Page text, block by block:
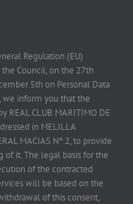
Regulation (EU)
Council, on the 27th
5th on Personal Data
we inform you that the
REAL CLUB MARITIMO DE
in MELILLA
MACIAS Nº 2, to provide
of it. The legal basis for the
of the contracted
will be based on the
of this consent,